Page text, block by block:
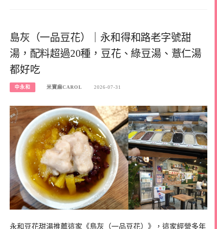
島灰（一品豆花）｜永和得和路老字號甜
湯，配料超過20種，豆花、綠豆湯、薏仁湯
都好吃
中永和 米寶麻CAROL 2026-07-31
永和豆花甜湯推薦這家《島灰（一品豆花）》，這家經營多年